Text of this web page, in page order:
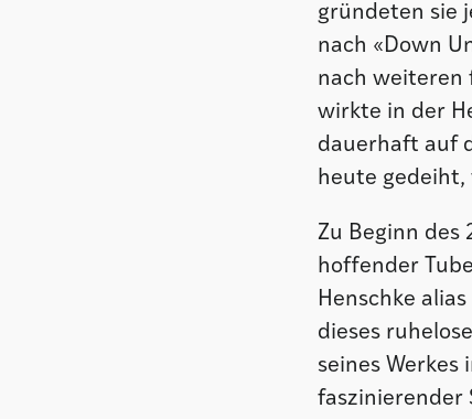
gründeten sie
nach «Down
nach weiteren
wirkte in der
dauerhaft auf
heute gedeiht,
Zu Beginn des
hoffender
Henschke
dieses
seines Werkes
faszinierender